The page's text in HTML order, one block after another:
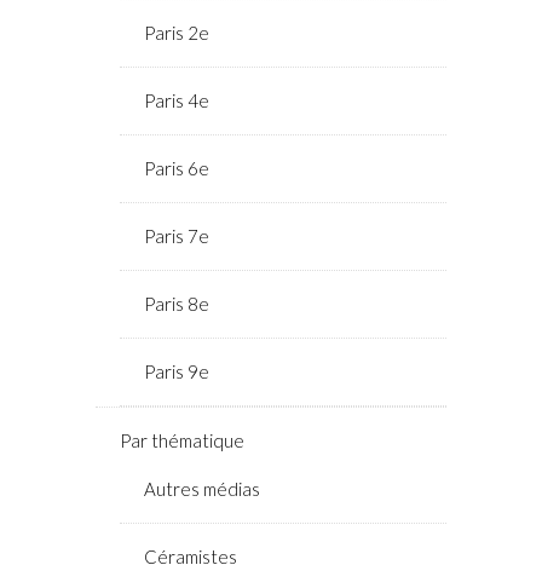
Paris 2e
Paris 4e
Paris 6e
Paris 7e
Paris 8e
Paris 9e
Par thématique
Autres médias
Céramistes